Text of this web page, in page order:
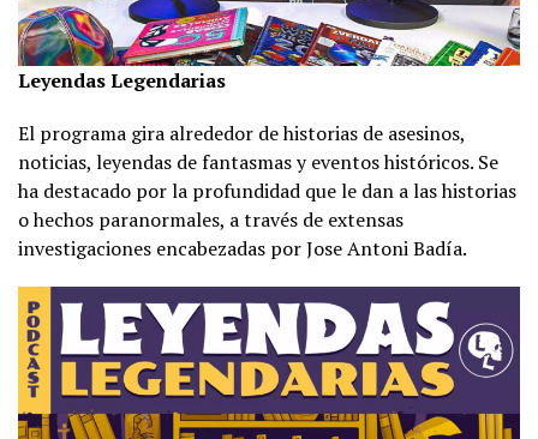
Leyendas Legendarias
El programa gira alrededor de historias de asesinos,
noticias, leyendas de fantasmas y eventos históricos. Se
ha destacado por la profundidad que le dan a las historias
o hechos paranormales, a través de extensas
investigaciones encabezadas por Jose Antoni Badía.